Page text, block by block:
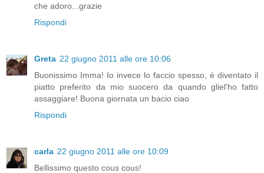
che adoro...grazie
Rispondi
Greta 22 giugno 2011 alle ore 10:06
Buonissimo Imma! Io invece lo faccio spesso, è diventato il
piatto preferito da mio suocero da quando gliel'ho fatto
assaggiare! Buona giornata un bacio ciao
Rispondi
carla 22 giugno 2011 alle ore 10:09
Bellissimo questo cous cous!